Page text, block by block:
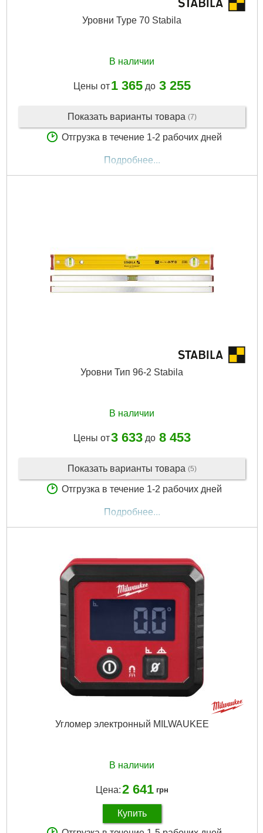
Уровни Type 70 Stabila
В наличии
Цены от 1 365до 3 255
Показать варианты товара (7)
Отгрузка в течение 1-2 рабочих дней
Подробнее...
Уровни Тип 96-2 Stabila
В наличии
Цены от3 633до 8 453
Показать варианты товара (5)
Отгрузка в течение 1-2 рабочих дней
Подробнее...
Угломер электронный MILWAUKEE
В наличии
Цена:2 641 грн
Купить